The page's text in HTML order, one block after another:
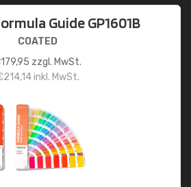
Guide GP1601B
COATED
179,95 zzgl. MwSt.
214,14inkl. MwSt.